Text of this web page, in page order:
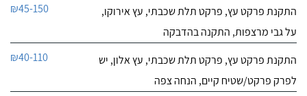
התקנת פרקט עץ, פרקט תלת שכבתי, עץ אירוקו,
על גבי מרצפות, התקנה בהדבקה
₪45-150
התקנת פרקט עץ, פרקט תלת שכבתי, עץ אלון, יש
לפרק פרקט/שטיח קיים, הנחה צפה
₪40-110